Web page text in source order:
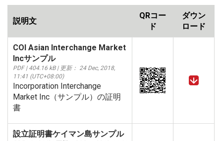
説明文
QRコー
ド
ダウン
ロード
COI Asian Interchange Market
Incサンプル
PDF | 404.16 kB | 更新： 24 Dec, 2018,
11:41 (UTC+08:00)
Incorporation Interchange
Market Inc（サンプル）の証明
書
設立証明書ケイマン島サンプル